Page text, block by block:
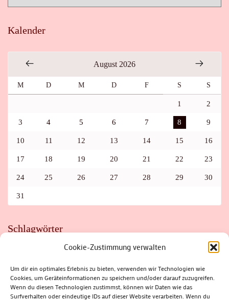
Cookie-Zustimmung verwalten
Um dir ein optimales Erlebnis zu bieten, verwenden wir Technologien wie
Cookies, um Geräteinformationen zu speichern und/oder darauf zuzugreifen.
Wenn du diesen Technologien zustimmst, können wir Daten wie das
Surfverhalten oder eindeutige IDs auf dieser Website verarbeiten. Wenn du
Kalender
August 2026
M D M D F S S
1 2
3 4 5 6 7 8 9
10 11 12 13 14 15 16
17 18 19 20 21 22 23
24 25 26 27 28 29 30
31
Schlagwörter
FAHRRAD
FLOHMARKT FOLK GEWINNSPIEL
HITZE
HITZEFALLE AUTO
IRISH DANCE JAZZ
KABARETT
KINDER
KIRMES KLASSIK
KLEINE SUHLER REIHE
KRIMI
KULTUR LESUNG LOTTO
MEININGEN
PARASITEN
PILZE SCHLEUSINGEN
SCHULWEG